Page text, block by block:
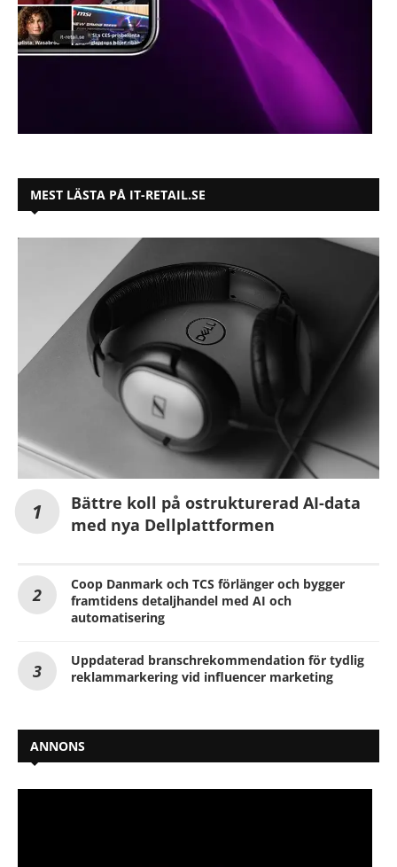
MEST LÄSTA PÅ IT-RETAIL.SE
Bättre koll på ostrukturerad AI-data
med nya Dellplattformen
Coop Danmark och TCS förlänger och bygger
framtidens detaljhandel med AI och
automatisering
Uppdaterad branschrekommendation för tydlig
reklammarkering vid influencer marketing
ANNONS